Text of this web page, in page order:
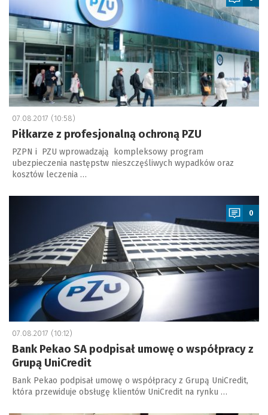
07.08.2017 (10:58)
Piłkarze z profesjonalną ochroną PZU
PZPN i PZU wprowadzają kompleksowy program
ubezpieczenia następstw nieszczęśliwych wypadków oraz
kosztów leczenia …
a
0
07.08.2017 (10:12)
Bank Pekao SA podpisał umowę o współpracy z
Grupą UniCredit
Bank Pekao podpisał umowę o współpracy z Grupą UniCredit,
która przewiduje obsługę klientów UniCredit na rynku …